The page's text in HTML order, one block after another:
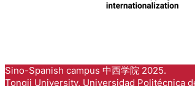
Sino-Spanish campus 中西学院 2025.
Tongji University, Universidad Politécnica